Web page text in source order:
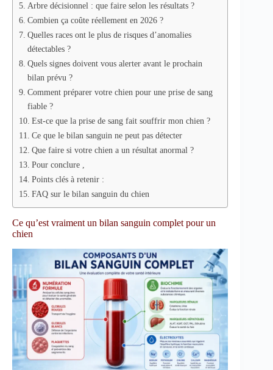
Arbre décisionnel : que faire selon les résultats ?
Combien ça coûte réellement en 2026 ?
Quelles races ont le plus de risques d’anomalies
détectables ?
Quels signes doivent vous alerter avant le prochain
bilan prévu ?
Comment préparer votre chien pour une prise de sang
fiable ?
Est-ce que la prise de sang fait souffrir mon chien ?
Ce que le bilan sanguin ne peut pas détecter
Que faire si votre chien a un résultat anormal ?
Pour conclure ,
Points clés à retenir :
FAQ sur le bilan sanguin du chien
Ce qu’est vraiment un bilan sanguin complet pour un
chien